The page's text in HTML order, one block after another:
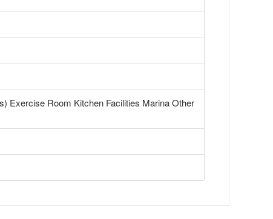
Exercise Room Kitchen Facilities Marina Other